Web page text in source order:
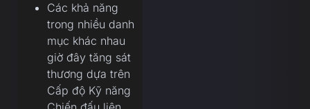
Các khả năng
trong nhiều danh
mục khác nhau
giờ đây tăng sát
thương dựa trên
Cấp độ Kỹ năng